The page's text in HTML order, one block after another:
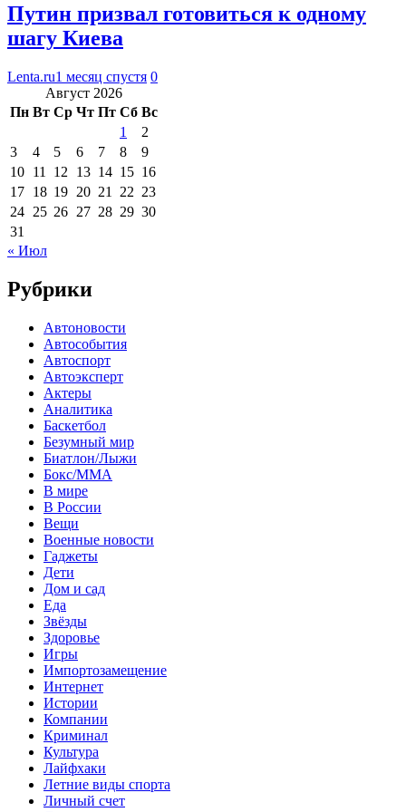
Путин призвал готовиться к одному
шагу Киева
Lenta.ru1 месяц спустя 0
Август 2026
Пн Вт Ср Чт Пт Сб Вс
1
2
3
4 5 6 7 8
9
10 11 12 13 14 15 16
17 18 19 20 21 22 23
24 25 26 27 28 29 30
31
« Июл
Рубрики
Автоновости
Автособытия
Автоспорт
Автоэксперт
Актеры
Аналитика
Баскетбол
Безумный мир
Биатлон/Лыжи
Бокс/MMA
В мире
В России
Вещи
Военные новости
Гаджеты
Дети
Дом и сад
Еда
Звёзды
Здоровье
Игры
Импортозамещение
Интернет
Истории
Компании
Криминал
Культура
Лайфхаки
Летние виды спорта
Личный счет